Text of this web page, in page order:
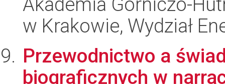
w Krakowie, Wydział
Przewodnictwo a
biograficznych w